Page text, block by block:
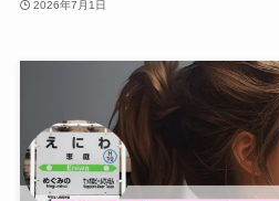
2026年7月1日